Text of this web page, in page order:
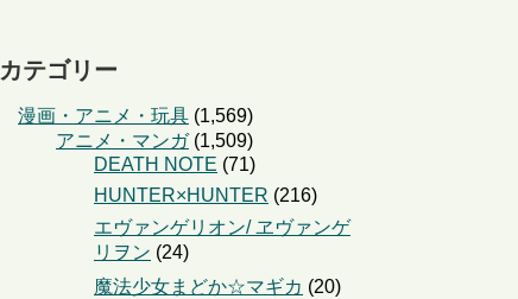
カテゴリー
漫画・アニメ・玩具 (1,569)
アニメ・マンガ(1,509)
DEATH NOTE (71)
HUNTER×HUNTER (216)
エヴァンゲリオン/ ヱヴァンゲ
リヲン (24)
魔法少女まどか☆マギカ (20)